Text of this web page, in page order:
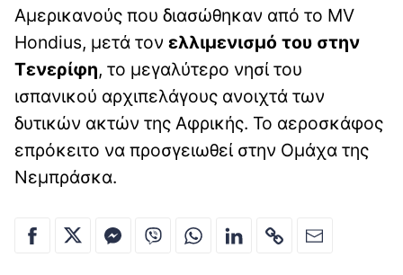
Αμερικανούς που διασώθηκαν από το MV
Hondius, μετά τον ελλιμενισμό του στην
Τενερίφη, το μεγαλύτερο νησί του
ισπανικού αρχιπελάγους ανοιχτά των
δυτικών ακτών της Αφρικής. Το αεροσκάφος
επρόκειτο να προσγειωθεί στην Ομάχα της
Νεμπράσκα.